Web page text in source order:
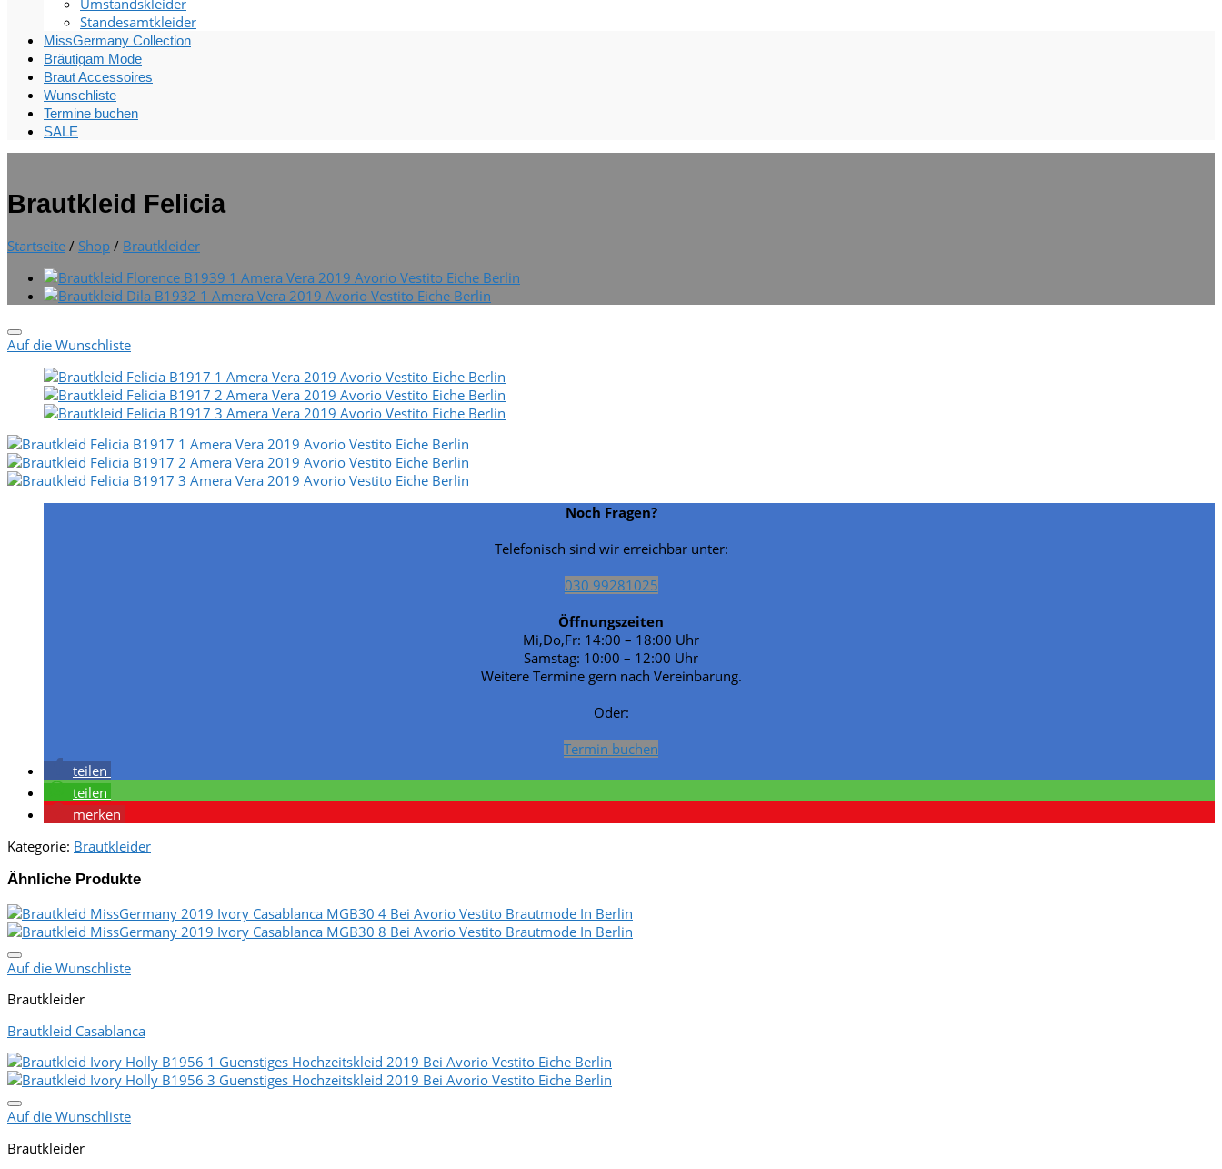
Standesamtkleider
MissGermany Collection
Bräutigam Mode
Braut Accessoires
Wunschliste
Termine buchen
SALE
Brautkleid Felicia
Startseite / Shop / Brautkleider
Auf die Wunschliste
Noch Fragen?
Telefonisch sind wir erreichbar unter:
030 99281025
Öffnungszeiten
Mi,Do,Fr: 14:00 – 18:00 Uhr
Samstag: 10:00 – 12:00 Uhr
Weitere Termine gern nach Vereinbarung.
Oder:
Termin buchen
teilen
teilen
merken
Kategorie: Brautkleider
Ähnliche Produkte
Auf die Wunschliste
Brautkleider
Brautkleid Casablanca
Auf die Wunschliste
Brautkleider